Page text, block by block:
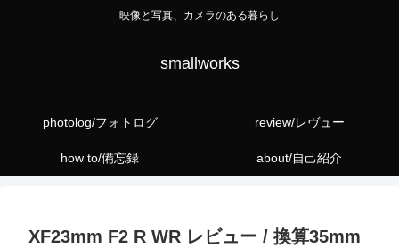
映像と写真、カメラのある暮らし
smallworks
photolog/フォトログ review/レヴュー
how to/備忘録 about/自己紹介
XF23mm F2 R WR レビュー / 換算35mm